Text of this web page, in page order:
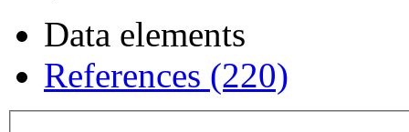
Data elements
References (220)